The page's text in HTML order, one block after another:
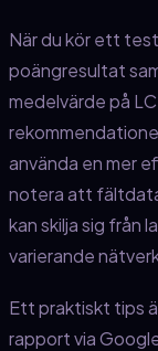
När du kör ett
poängresultat
medelvärde på
använda en mer
notera att fältdata
kan skilja sig från
varierande
Ett praktiskt tips
rapport via